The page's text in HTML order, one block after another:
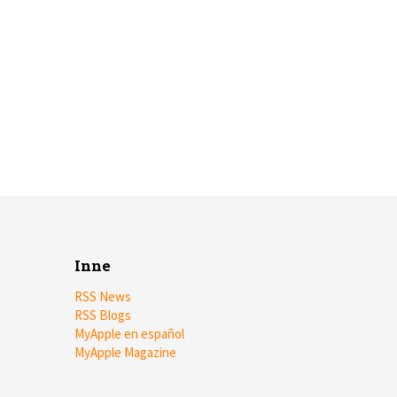
Inne
RSS News
RSS Blogs
MyApple en español
MyApple Magazine